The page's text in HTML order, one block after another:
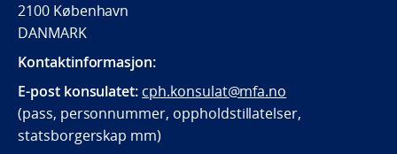
2100 København
DANMARK
Kontaktinformasjon:
E-post konsulatet: cph.konsulat@mfa.no
(pass, personnummer, oppholdstillatelser,
statsborgerskap mm)